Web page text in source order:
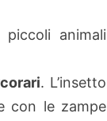
animali
. L’insetto
con le zampe